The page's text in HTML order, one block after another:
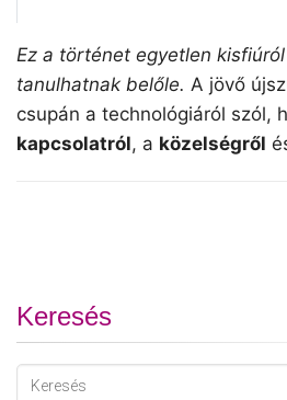
Ez a történet egyetlen
tanulhatnak belőle. A jövő
csupán a technológiáról szól,
kapcsolatról, a közelségről
Keresés